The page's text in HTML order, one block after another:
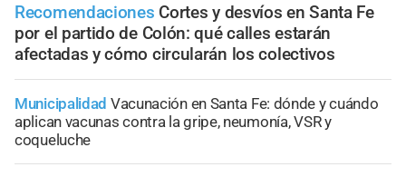
Recomendaciones Cortes y desvíos en Santa Fe
por el partido de Colón: qué calles estarán
afectadas y cómo circularán los colectivos
Municipalidad Vacunación en Santa Fe: dónde y cuándo
aplican vacunas contra la gripe, neumonía, VSR y
coqueluche